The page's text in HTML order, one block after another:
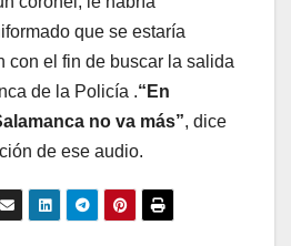
que se estaría
con el fin de buscar la salida
de la Policía .“En
no va más”, dice
de ese audio.